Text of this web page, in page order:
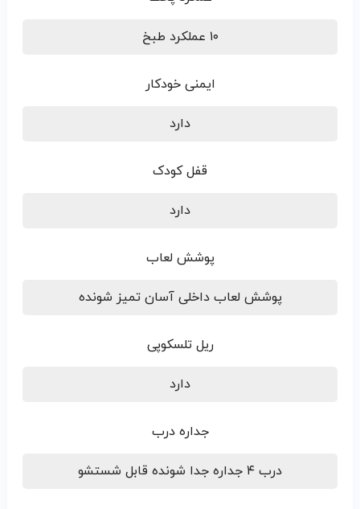
۱۰ عملکرد طبخ
ایمنی خودکار
دارد
قفل کودک
دارد
پوشش لعاب
پوشش لعاب داخلی آسان تمیز شونده
ریل تلسکوپی
دارد
جداره درب
درب ۴ جداره جدا شونده قابل شستشو